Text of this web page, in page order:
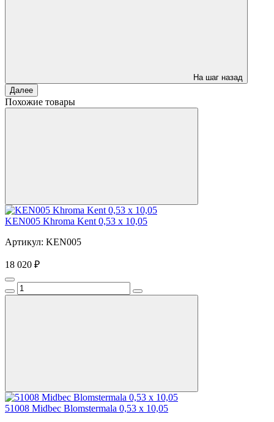
На шаг назад
Далее
Похожие товары
KEN005 Khroma Kent 0,53 x 10,05
Артикул: KEN005
18 020 ₽
51008 Midbec Blomstermala 0,53 x 10,05